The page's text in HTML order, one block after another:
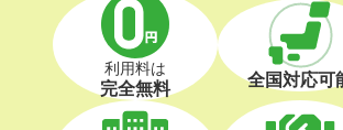
利用料は
完全無料 全国対応可